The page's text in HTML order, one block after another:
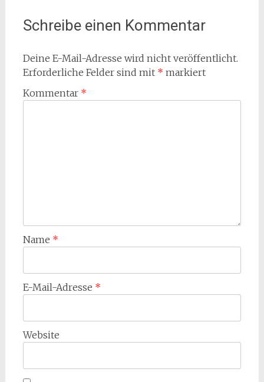
Schreibe einen Kommentar
Deine E-Mail-Adresse wird nicht veröffentlicht.
Erforderliche Felder sind mit * markiert
Kommentar *
Name *
E-Mail-Adresse *
Website